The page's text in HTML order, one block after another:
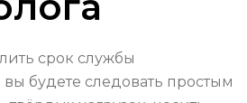
срок службы
будете следовать простым